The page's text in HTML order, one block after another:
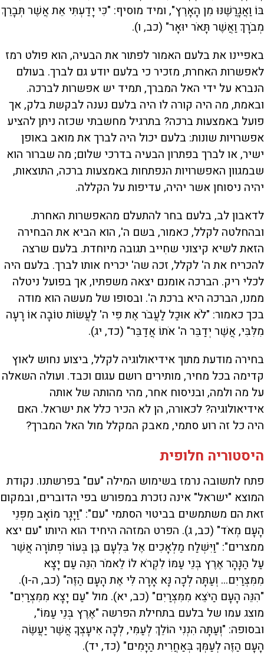
בּוֹ וַאֲגָרֲשֶׁנּוּ מִן הָאָרֶץ", ומיד מוסיף: "כִּי יָדַעְתִּי אֵת אֲשֶׁר תְּבָרֵךְ
מְבֹרָךְ וַאֲשֶׁר תָּאֹר יוּאָר" (כב, ו).
באפיינו את בלעם האמור לפתור את הבעיה, הוא פולט רמז
לאפשרות האחרת, מזכיר כי בלעם יודע גם לברך. בעולם
הנברא על ידי האל המברך, תמיד יש אפשרות לברכה.
ובאמת, מה היה קורה לו היה בלעם נענה לבקשת בלק, אך
פועל באמצעות ברכה? בתרגיל מחשבתי שכזה ניתן להציע
אפשרויות שונות: בלעם יכול היה לברך את מואב באופן
ישיר, או לברך בפתרון הבעיה בדרכי שלום; מה שברור הוא
שבמגוון האפשרויות הנפתחות באמצעות ברכה, התוצאות,
יהיה ניסוחן אשר יהיה, עדיפות על הקללה.
לדאבון לב, בלעם בחר להתעלם מהאפשרות האחרת.
ובהחלטה לקלל, כאמור, בשם ה', הוא הביא את הבחירה
הזאת לשיא קיצוני שחִייב תגובה מיוחדת. בלעם שרצה
להכריח את ה' לקלל, זכה שה' יכריח אותו לברך. בלעם היה
לכלי ריק. הברכה אומנם יצאה משפתיו, אך בפועל ניטלה
ממנו, הברכה היא ברכת ה'. ובסופו של מעשה הוא מודה
בכך כאמור: "לֹא אוּכַל לַעֲבֹר אֶת פִּי ה' לַעֲשׂוֹת טוֹבָה אוֹ רָעָה
מִלִּבִּי, אֲשֶׁר יְדַבֵּר ה' אֹתוֹ אֲדַבֵּר" (כד, יג).
בחירה מודעת מתוך אידיאולוגיה לקלל, ביצוע נחוש לאוץ
קדימה בכל מחיר, מותירים רושם עגום וכבד. ועולה השאלה
על מה ולמה, ובניסוח אחר, מהי מהותה של אותה
אידיאולוגיה? לכאורה, הן לא הכיר כלל את ישראל. האם
היה כל זה רוע סתמי, מאבק המקלל מול האל המברך?
היסטוריה חלופית
פתח לתשובה נרמז בשימוש המילה "עם" בפרשתנו. נקודת
המוצא "ישראל" אינה נזכרת במפורש בפי הדוברים, ובמקום
זאת הם משתמשים בביטוי הסתמי "עם": "וַיָּגָר מוֹאָב מִפְּנֵי
הָעָם מְאֹד" (כב, ג). הפרט המזהה היחיד הוא היותו "עם יצא
ממצרים": "וַיִּשְׁלַח מַלְאָכִים אֶל בִּלְעָם בֶּן בְּעוֹר פְּתוֹרָה אֲשֶׁר
עַל הַנָּהָר אֶרֶץ בְּנֵי עַמּוֹ לִקְרֹא לוֹ לֵאמֹר הִנֵּה עַם יָצָא
מִמִּצְרַיִם... וְעַתָּה לְכָה נָּא אָרָה לִּי אֶת הָעָם הַזֶּה" (כב, ה-ו).
"הִנֵּה הָעָם הַיֹּצֵא מִמִּצְרַיִם" (כב, יא). מול "עַם יָצָא מִמִּצְרַיִם"
מוצג עמו של בלעם בתחילת הפרשה "אֶרֶץ בְּנֵי עַמּוֹ",
ובסופה: "וְעַתָּה הִנְנִי הוֹלֵךְ לְעַמִּי, לְכָה אִיעָצְךָ אֲשֶׁר יַעֲשֶׂה
הָעָם הַזֶּה לְעַמְּךָ בְּאַחֲרִית הַיָּמִים" (כד, יד).